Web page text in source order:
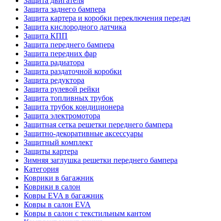
Защита заднего бампера
Защита картера и коробки переключения передач
Защита кислородного датчика
Защита КПП
Защита переднего бампера
Защита передних фар
Защита радиатора
Защита раздаточной коробки
Защита редуктора
Защита рулевой рейки
Защита топливных трубок
Защита трубок кондиционера
Защита электромотора
Защитная сетка решетки переднего бампера
Защитно-декоративные аксессуары
Защитный комплект
Защиты картера
Зимняя заглушка решетки переднего бампера
Категория
Коврики в багажник
Коврики в салон
Ковры EVA в багажник
Ковры в салон EVA
Ковры в салон с текстильным кантом